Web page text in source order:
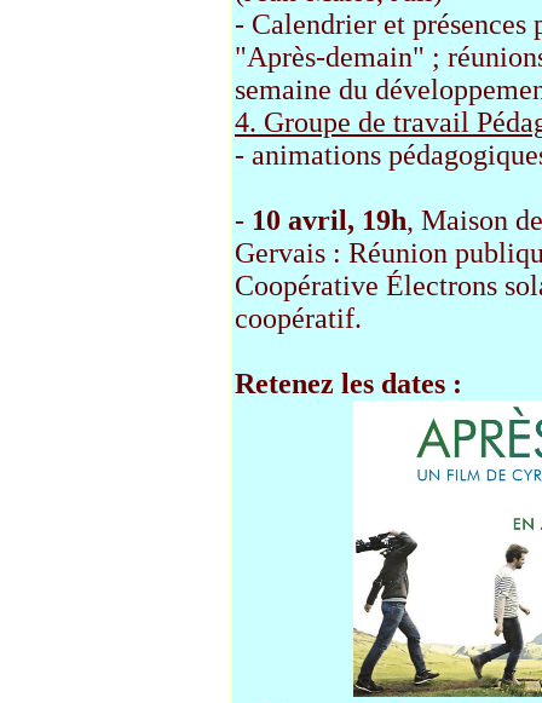
- Calendrier et
"Après-demain" ;
semaine du
4. Groupe de travail
- animations
- 10 avril, 19h, Maison
Gervais : Réunion
Coopérative Électrons
coopératif.
Retenez les dates :